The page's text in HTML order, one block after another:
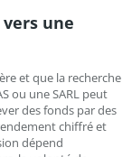
une
et que la recherche
ou une SARL peut
des fonds par des
chiffré et
dépend